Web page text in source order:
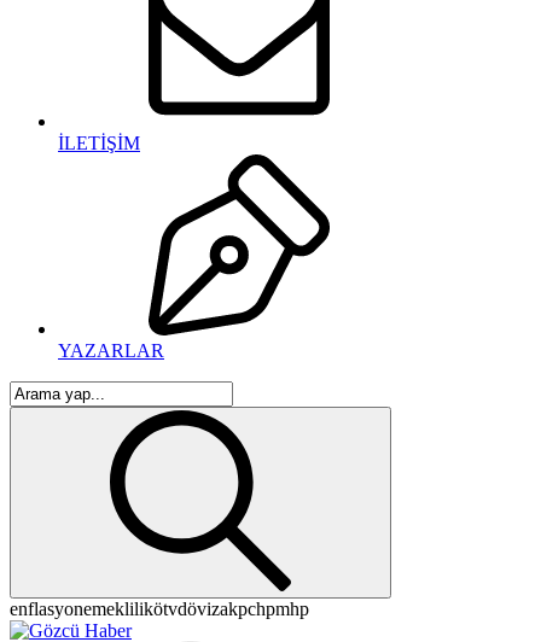
İLETİŞİM
YAZARLAR
enflasyonemeklilikötvdövizakpchpmhp